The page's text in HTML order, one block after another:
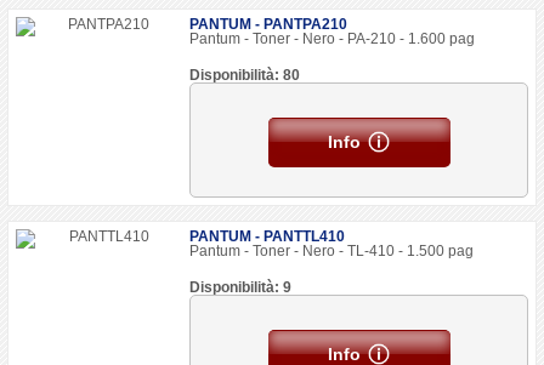
PANTUM - PANTPA210
Pantum - Toner - Nero - PA-210 - 1.600 pag
Disponibilità: 80
Info
PANTUM - PANTTL410
Pantum - Toner - Nero - TL-410 - 1.500 pag
Disponibilità: 9
Info